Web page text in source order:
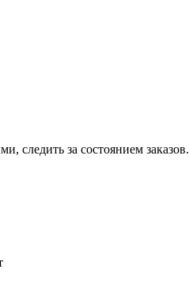
следить за состоянием заказов.